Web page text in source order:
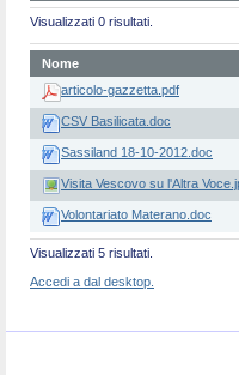
Visualizzati 0 risultati.
Nome
articolo-gazzetta.pdf
CSV Basilicata.doc
Sassiland 18-10-2012.doc
Visita Vescovo su l'Altra
Volontariato Materano.doc
Visualizzati 5 risultati.
Accedi a dal desktop.